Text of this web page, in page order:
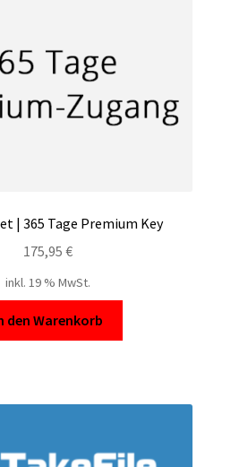
| 365 Tage Premium Key
175,95 €
inkl. 19 % MwSt.
den Warenkorb